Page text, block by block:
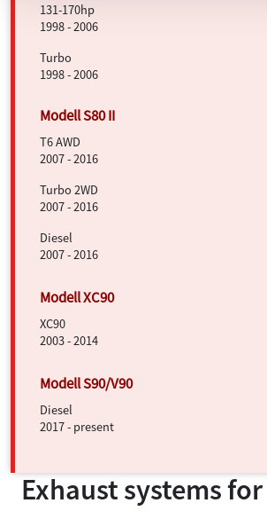
131-170hp
1998 - 2006
Turbo
1998 - 2006
T6 AWD
2007 - 2016
Turbo 2WD
2007 - 2016
Diesel
2007 - 2016
XC90
2003 - 2014
Diesel
2017 - present
Exhaust systems for